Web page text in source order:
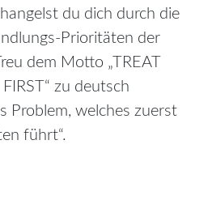
du dich durch die
Prioritäten der
dem Motto „TREAT
zu deutsch
Problem, welches zuerst
führt“.